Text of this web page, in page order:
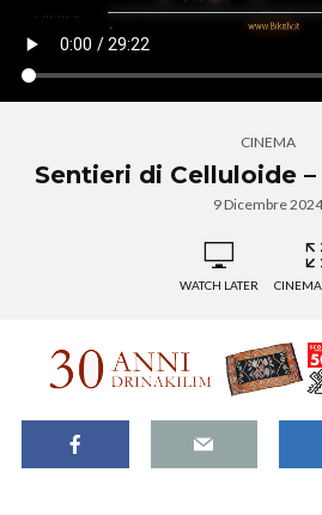
CINEMA
Sentieri di Celluloide
9 Dicembre 2024
WATCH LATER